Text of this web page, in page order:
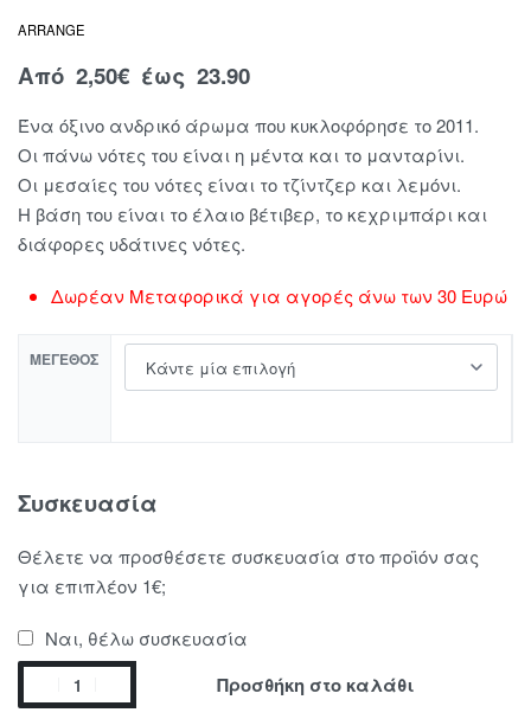
ARRANGE
Από 2,50€ έως 23.90
Ένα όξινο ανδρικό άρωμα που κυκλοφόρησε το 2011.
Οι πάνω νότες του είναι η μέντα και το μανταρίνι.
Οι μεσαίες του νότες είναι το τζίντζερ και λεμόνι.
Η βάση του είναι το έλαιο βέτιβερ, το κεχριμπάρι και
διάφορες υδάτινες νότες.
Δωρέαν Μεταφορικά για αγορές άνω των 30 Ευρώ
ΜΈΓΕΘΟΣ
Συσκευασία
Θέλετε να προσθέσετε συσκευασία στο προϊόν σας
για επιπλέον 1€;
Ναι, θέλω συσκευασία
Προσθήκη στο καλάθι